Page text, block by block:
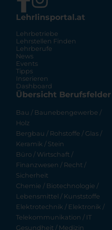
Lehrlinsportal.at
Lehrbetriebe
Lehrstellen Finden
Lehrberufe
News
Events
Tipps
Inserieren
Dashboard
Übersicht Berufsfelder
Bau / Baunebengewerbe /
Holz
Bergbau / Rohstoffe / Glas /
Keramik / Stein
Büro / Wirtschaft /
Finanzwesen / Recht /
Sicherheit
Chemie / Biotechnologie /
Lebensmittel / Kunststoffe
Elektrotechnik / Elektronik /
Telekommunikation / IT
Gesundheit / Medizin